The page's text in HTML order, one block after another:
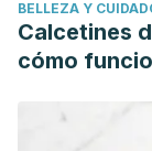
Disponible
https://
National
2010.
BELLEZA Y
Calcetines
cómo